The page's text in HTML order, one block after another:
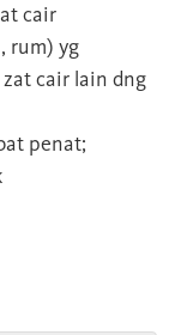
cair
rum) yg
cair lain dng
penat;